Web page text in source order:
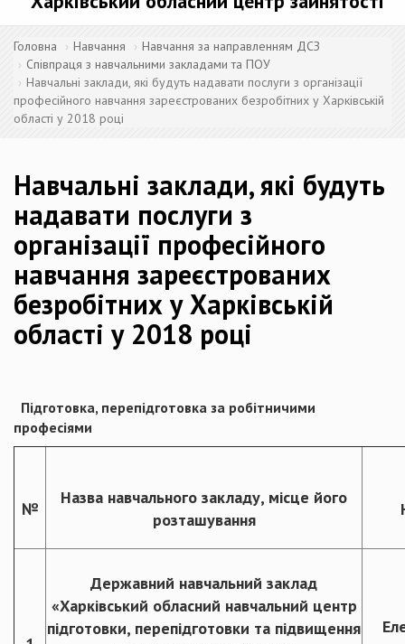
Головна Навчання
Навчання за направленням ДСЗ
Співпраця з навчальними закладами та ПОУ
Навчальні заклади, які будуть надавати послуги з організації
професійного навчання зареєстрованих безробітних у Харківській
області у 2018 році
Навчальні заклади, які будуть
надавати послуги з
організації професійного
навчання зареєстрованих
безробітних у Харківській
області у 2018 році
Підготовка, перепідготовка за робітничими
професіями
№
Назва навчального закладу, місце його
розташування
Державний навчальний заклад
«Харківський обласний навчальний центр
підготовки, перепідготовки та підвищення